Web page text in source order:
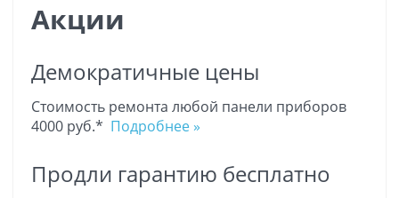
Акции
Демократичные цены
Стоимость ремонта любой панели приборов
4000 руб.* Подробнее »
Продли гарантию бесплатно